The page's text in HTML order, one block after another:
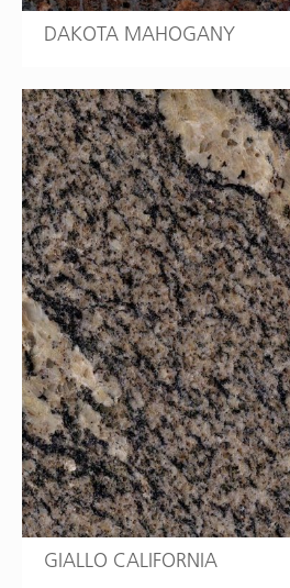
DAKOTA MAHOGANY
GIALLO CALIFORNIA